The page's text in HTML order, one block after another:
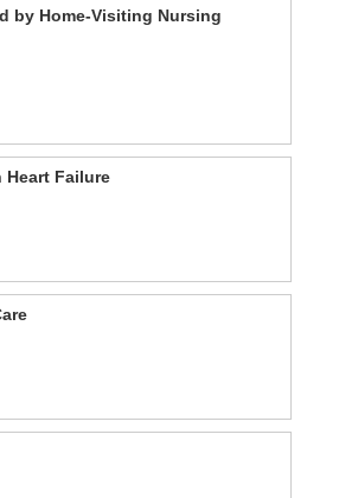
by Home-Visiting Nursing
Heart Failure